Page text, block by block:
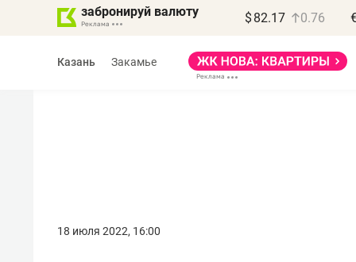
забронируй валюту $ 82.17 0.76
Казань Закамье
18 июля 2022, 16:00